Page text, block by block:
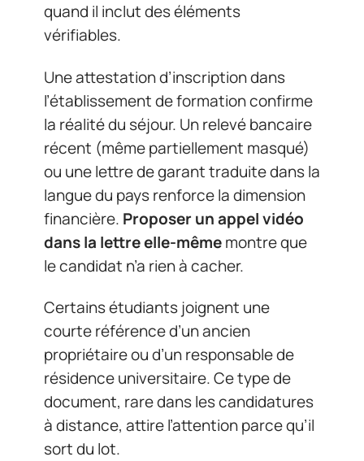
quand il inclut des éléments
vérifiables.
Une attestation d’inscription dans
l’établissement de formation confirme
la réalité du séjour. Un relevé bancaire
récent (même partiellement masqué)
ou une lettre de garant traduite dans la
langue du pays renforce la dimension
financière. Proposer un appel vidéo
dans la lettre elle-mêmemontre que
le candidat n’a rien à cacher.
Certains étudiants joignent une
courte référence d’un ancien
propriétaire ou d’un responsable de
résidence universitaire. Ce type de
document, rare dans les candidatures
à distance, attire l’attention parce qu’il
sort du lot.